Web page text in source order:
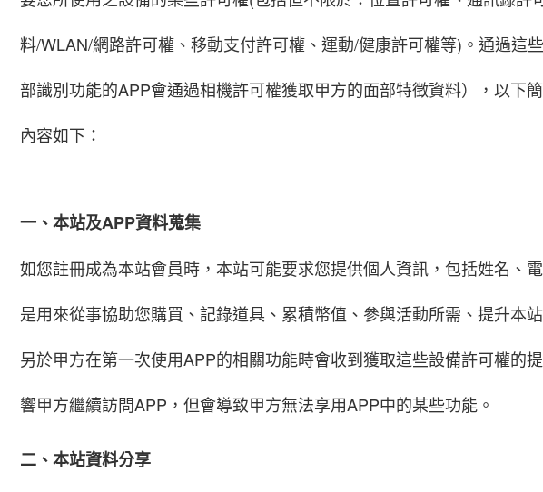
料/WLAN/網路許可權、移動支付許可權、運動/健康許可權等)。通過這
部識別功能的APP會通過相機許可權獲取甲方的面部特徵資料），以下
內容如下：
一、本站及APP資料蒐集
如您註冊成為本站會員時，本站可能要求您提供個人資訊，包括姓名、
是用來從事協助您購買、記錄道具、累積幣值、參與活動所需、提升本
另於甲方在第一次使用APP的相關功能時會收到獲取這些設備許可權
響甲方繼續訪問APP，但會導致甲方無法享用APP中的某些功能。
二、本站資料分享